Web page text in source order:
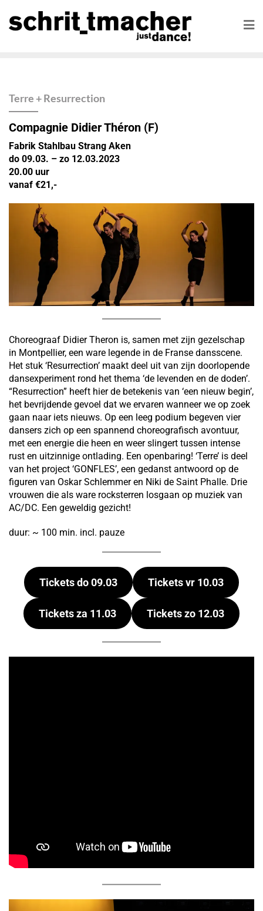
Terre + Resurrection
Compagnie Didier Théron (F)
Fabrik Stahlbau Strang Aken
do 09.03. – zo 12.03.2023
20.00 uur
vanaf €21,-
Choreograaf Didier Theron is, samen met zijn gezelschap
in Montpellier, een ware legende in de Franse dansscene.
Het stuk ‘Resurrection’ maakt deel uit van zijn doorlopende
dansexperiment rond het thema ‘de levenden en de doden’.
“Resurrection” heeft hier de betekenis van ‘een nieuw begin’,
het bevrijdende gevoel dat we ervaren wanneer we op zoek
gaan naar iets nieuws. Op een leeg podium begeven vier
dansers zich op een spannend choreografisch avontuur,
met een energie die heen en weer slingert tussen intense
rust en uitzinnige ontlading. Een openbaring! ‘Terre’ is deel
van het project ‘GONFLES’, een gedanst antwoord op de
figuren van Oskar Schlemmer en Niki de Saint Phalle. Drie
vrouwen die als ware rocksterren losgaan op muziek van
AC/DC. Een geweldig gezicht!
duur: ~ 100 min. incl. pauze
Ticketsdo 09.03 Ticketsvr 10.03
Tickets za 11.03 Ticketszo 12.03